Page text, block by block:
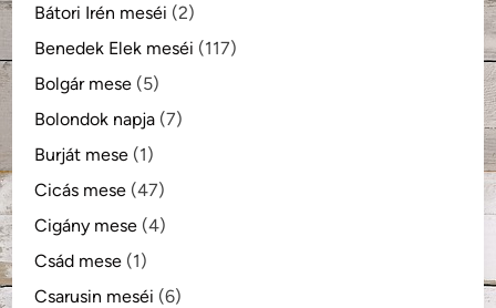
Bátori Irén meséi (2)
Benedek Elek meséi (117)
Bolgár mese (5)
Bolondok napja (7)
Burját mese (1)
Cicás mese (47)
Cigány mese (4)
Csád mese (1)
Csarusin meséi (6)